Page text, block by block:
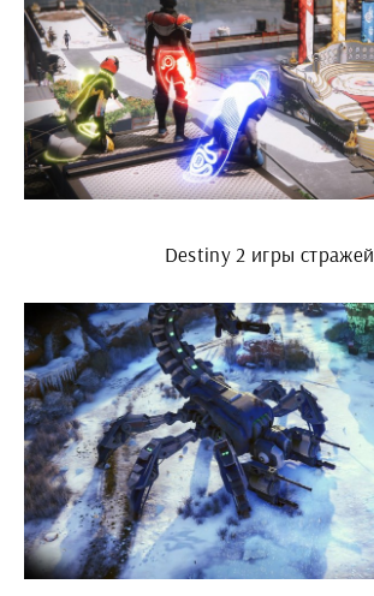
Destiny 2 игры стражей